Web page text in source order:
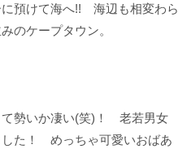
に預けて海へ!! 海辺も相変わら
のケープタウン。
て勢いか凄い(笑)！ 老若男女
した！ めっちゃ可愛いおばあ